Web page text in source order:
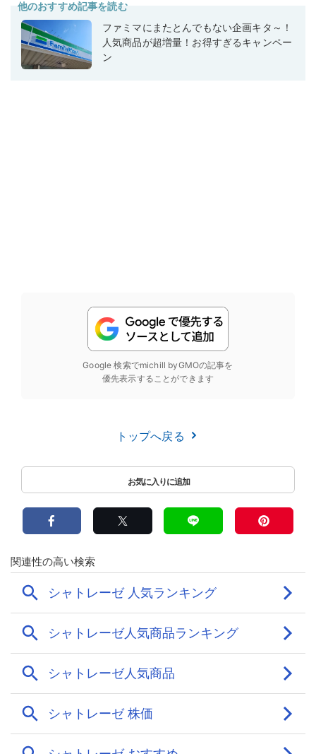
他のおすすめ記事を読む
ファミマにまたとんでもない企画キタ～！
人気商品が超増量！お得すぎるキャンペー
ン
Google 検索でmichill byGMOの記事を
優先表示することができます
トップへ戻る